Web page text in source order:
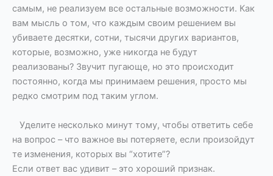
самым, не реализуем все остальные возможности. Как
вам мысль о том, что каждым своим решением вы
убиваете десятки, сотни, тысячи других вариантов,
которые, возможно, уже никогда не будут
реализованы? Звучит пугающе, но это происходит
постоянно, когда мы принимаем решения, просто мы
редко смотрим под таким углом.
Уделите несколько минут тому, чтобы ответить себе
на вопрос – что важное вы потеряете, если произойдут
те изменения, которых вы “хотите”?
Если ответ вас удивит – это хороший признак.